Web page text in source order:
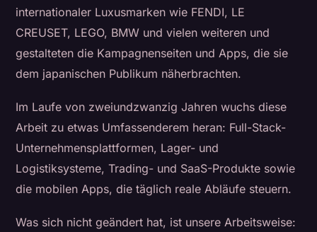
internationaler Luxusmarken wie FENDI, LE
CREUSET, LEGO, BMW und vielen weiteren und
gestalteten die Kampagnenseiten und Apps, die sie
dem japanischen Publikum näherbrachten.
Im Laufe von zweiundzwanzig Jahren wuchs diese
Arbeit zu etwas Umfassenderem heran: Full-Stack-
Unternehmensplattformen, Lager- und
Logistiksysteme, Trading- und SaaS-Produkte sowie
die mobilen Apps, die täglich reale Abläufe steuern.
Was sich nicht geändert hat, ist unsere Arbeitsweise: